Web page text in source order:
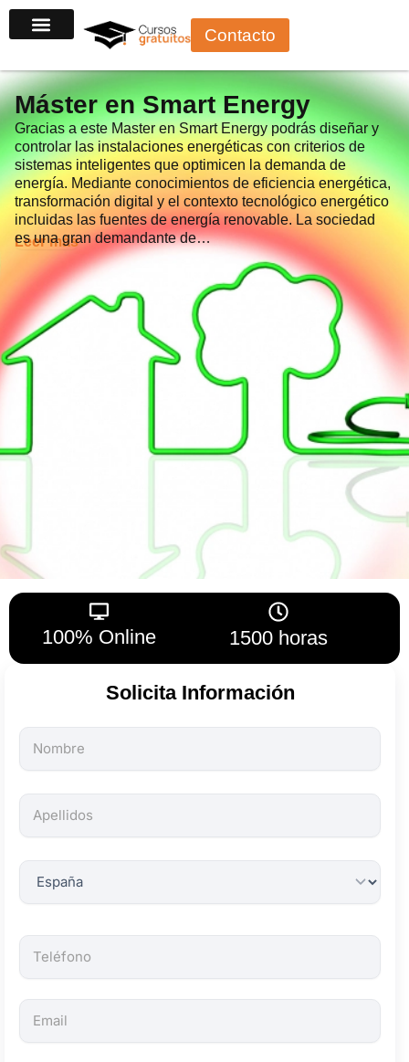
al
Contacto
Máster en Smart Energy
Gracias a este Master en Smart Energy podrás diseñar y
controlar las instalaciones energéticas con criterios de
sistemas inteligentes que optimicen la demanda de
energía. Mediante conocimientos de eficiencia energética,
transformación digital y el contexto tecnológico energético
incluidas las fuentes de energía renovable. La sociedad
es una gran demandante de…
Leer más
100% Online 1500 horas
Solicita Información
Todos
los
son
obligatorios.